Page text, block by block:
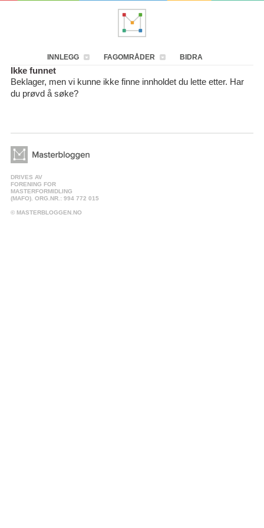
INNLEGG FAGOMRÅDER BIDRA
Ikke funnet
Beklager, men vi kunne ikke finne innholdet du lette etter. Har
du prøvd å søke?
DRIVES AV
FORENING FOR
MASTERFORMIDLING
(MAFO). ORG.NR.: 994 772 015
© MASTERBLOGGEN.NO